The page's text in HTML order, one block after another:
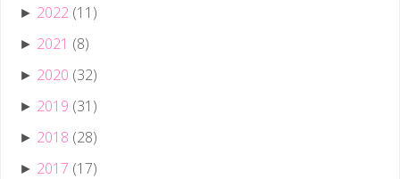
► 2022 (11)
► 2021 (8)
► 2020 (32)
► 2019 (31)
► 2018 (28)
► 2017 (17)